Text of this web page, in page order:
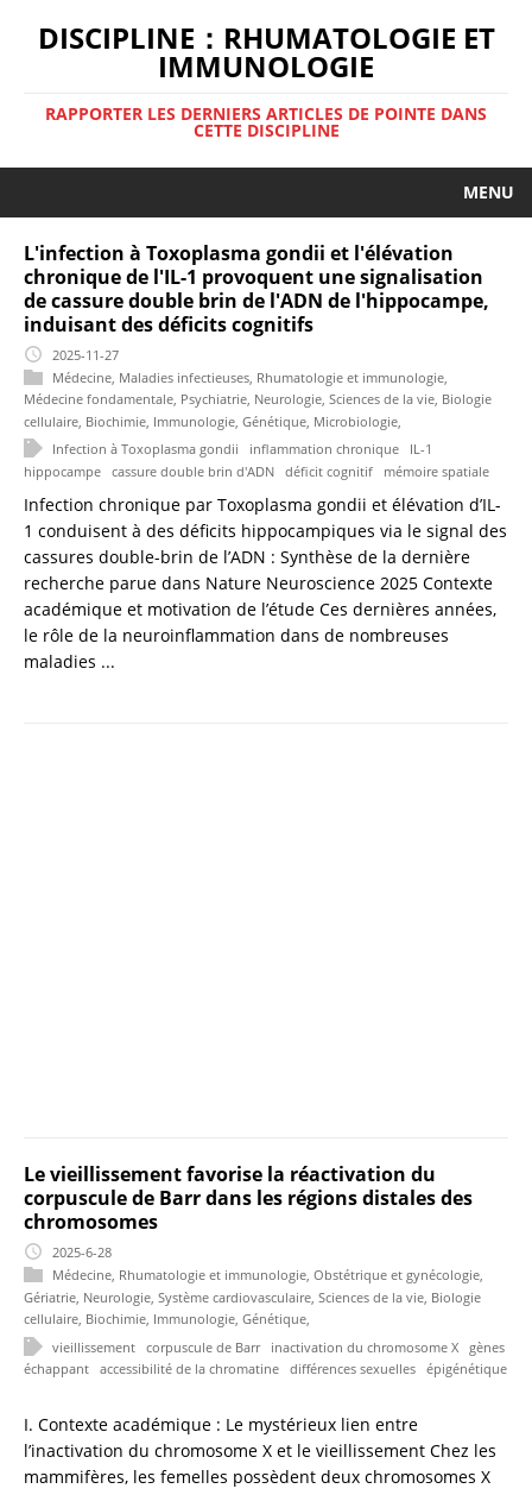
DISCIPLINE：RHUMATOLOGIE ET
IMMUNOLOGIE
RAPPORTER LES DERNIERS ARTICLES DE POINTE DANS
CETTE DISCIPLINE
MENU
L'infection à Toxoplasma gondii et l'élévation
chronique de l'IL-1 provoquent une signalisation
de cassure double brin de l'ADN de l'hippocampe,
induisant des déficits cognitifs
2025-11-27
Médecine Maladies infectieuses Rhumatologie et immunologie
Médecine fondamentale Psychiatrie Neurologie Sciences de la vie Biologie
cellulaire Biochimie Immunologie Génétique Microbiologie
Infection à Toxoplasma gondii
inflammation chronique
IL-1
hippocampe cassure double brin d'ADN déficit cognitif mémoire spatiale
Infection chronique par Toxoplasma gondii et élévation d’IL-
1 conduisent à des déficits hippocampiques via le signal des
cassures double-brin de l’ADN : Synthèse de la dernière
recherche parue dans Nature Neuroscience 2025 Contexte
académique et motivation de l’étude Ces dernières années,
le rôle de la neuroinflammation dans de nombreuses
maladies ...
Le vieillissement favorise la réactivation du
corpuscule de Barr dans les régions distales des
chromosomes
2025-6-28
Médecine Rhumatologie et immunologie Obstétrique et gynécologie
Gériatrie Neurologie Système cardiovasculaire Sciences de la vie Biologie
cellulaire Biochimie Immunologie Génétique
vieillissement corpuscule de Barr inactivation du chromosome X gènes
échappant accessibilité de la chromatine différences sexuelles épigénétique
I. Contexte académique : Le mystérieux lien entre
l’inactivation du chromosome X et le vieillissement Chez les
mammifères, les femelles possèdent deux chromosomes X